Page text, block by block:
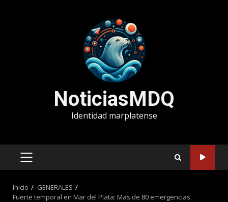
NoticiasMDQ
Identidad marplatense
MENÚ
Inicio
GENERALES
Fuerte temporal en Mar del Plata: Mas de 80 emergencias